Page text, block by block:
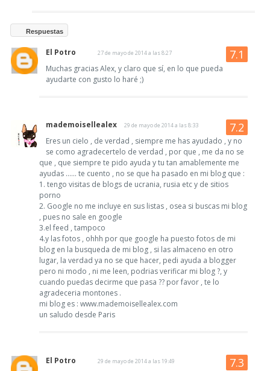
Respuestas
El Potro 27 de mayo de 2014 a las 8:27
Muchas gracias Alex, y claro que sí, en lo que pueda
ayudarte con gusto lo haré ;)
mademoisellealex 29 de mayo de 2014 a las 8:33
Eres un cielo , de verdad , siempre me has ayudado , y no
se como agradecertelo de verdad , por que , me da no se
que , que siempre te pido ayuda y tu tan amablemente me
ayudas ...... te cuento , no se que ha pasado en mi blog que :
1. tengo visitas de blogs de ucrania, rusia etc y de sitios
porno
2. Google no me incluye en sus listas , osea si buscas mi blog
, pues no sale en google
3.el feed , tampoco
4.y las fotos , ohhh por que google ha puesto fotos de mi
blog en la busqueda de mi blog , si las almaceno en otro
lugar, la verdad ya no se que hacer, pedi ayuda a blogger
pero ni modo , ni me leen, podrias verificar mi blog ?, y
cuando puedas decirme que pasa ?? por favor , te lo
agradeceria montones .
mi blog es : www.mademoisellealex.com
un saludo desde Paris
El Potro 29 de mayo de 2014 a las 19:49